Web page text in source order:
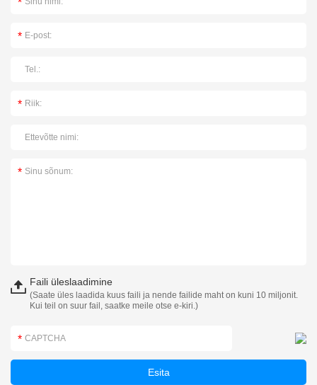
Faili üleslaadimine
(Saate üles laadida kuus faili ja nende failide maht on kuni 10 miljonit.
Kui teil on suur fail, saatke meile otse e-kiri.)